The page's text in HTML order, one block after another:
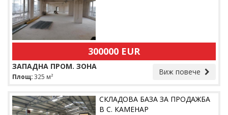
300000 EUR
Виж повече
ЗАПАДНА ПРОМ. ЗОНА
Площ:325 м²
СКЛАДОВА БАЗА ЗА ПРОДАЖБА
В С. КАМЕНАР